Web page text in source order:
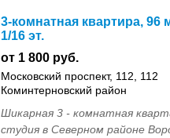
3-комнатная квартира, 96
1/16 эт.
от 1 800 руб.
Московский проспект, 112, 112
Коминтерновский район
Шикарная 3 - комнатная
студия в Северном районе